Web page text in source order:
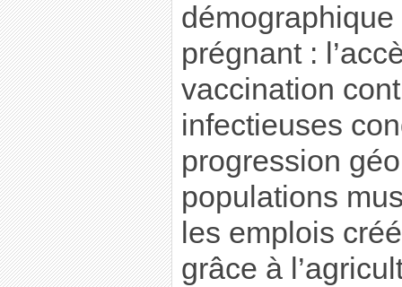
prégnant :
vaccination
infectieuses
progression
populations
les emplois
grâce à